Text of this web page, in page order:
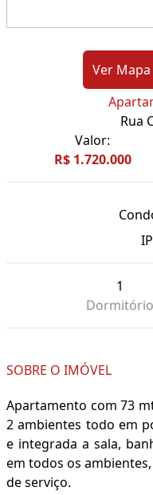
Ver Mapa
Rua
Valor:
R$ 1.720.000
1
Dormitório
SOBRE O IMÓVEL
Apartamento com 73
2 ambientes todo em
e integrada a sala,
em todos os
de serviço.